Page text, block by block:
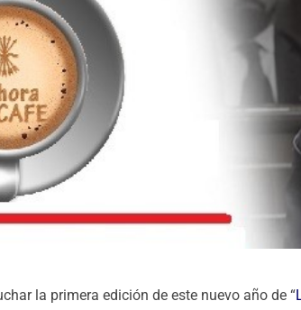
la primera edición de este nuevo año de “